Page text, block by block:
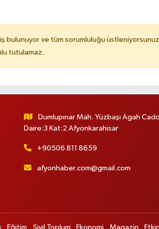
bulunuyor ve tüm sorumluluğu
tutulamaz.
Dumlupınar Mah. Yüzbaşı Agah
Daire:3 Kat:2 Afyonkarahisar
+90506 811 8659
afyonhaber.com@gmail.com
Eğitim Sivil Toplum Ekonomi Magazin